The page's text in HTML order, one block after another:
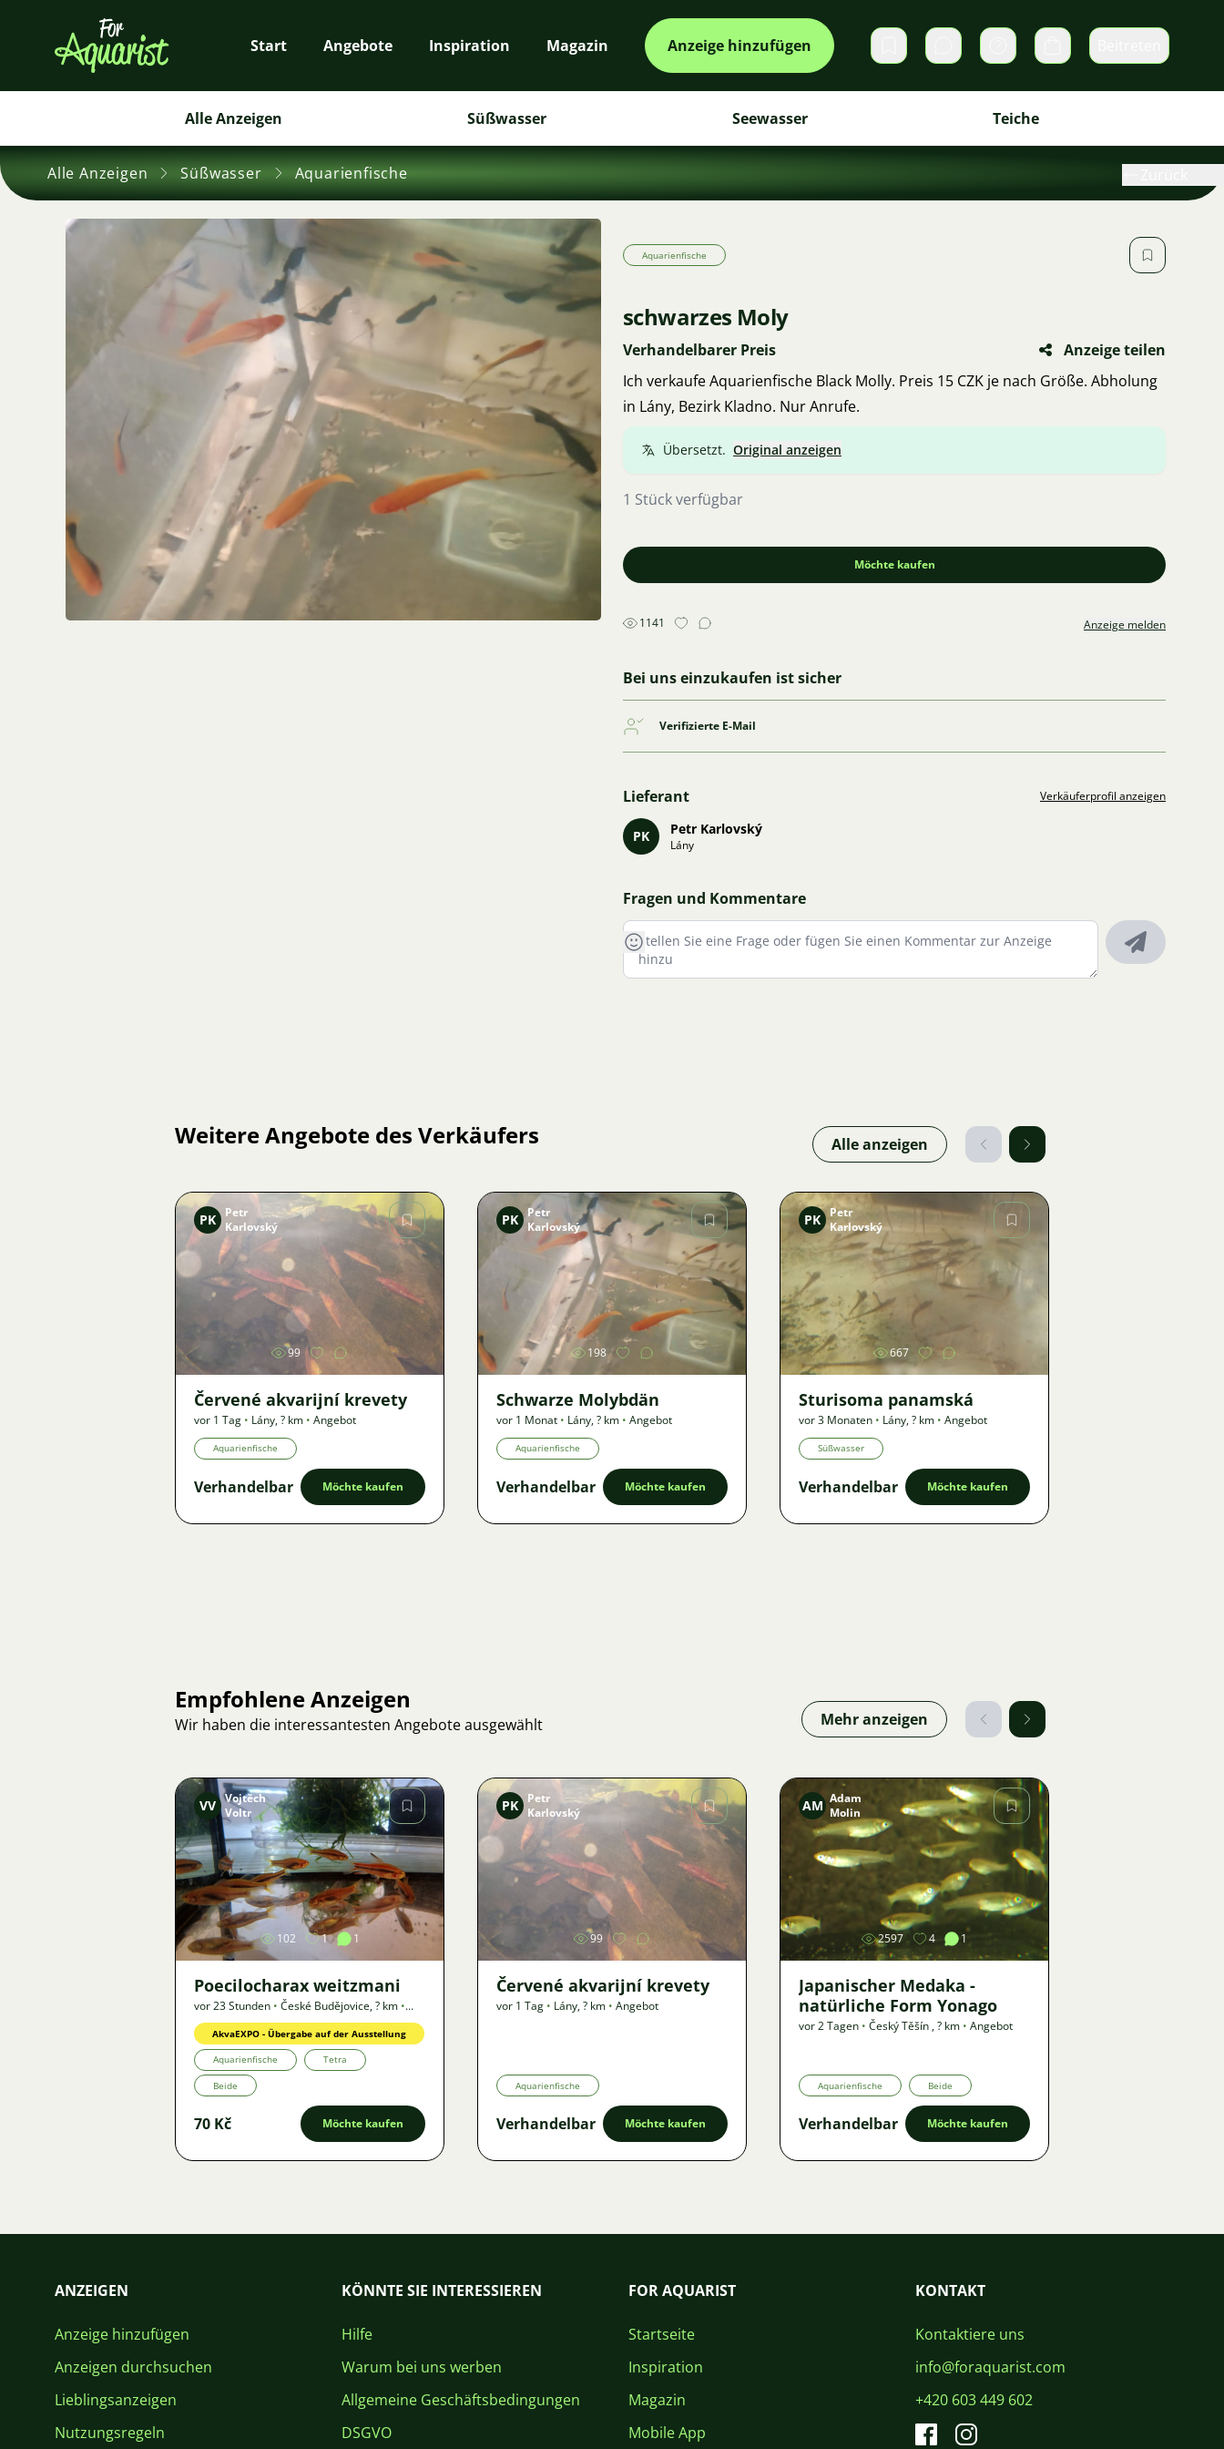
Start Angebote Inspiration Magazin Anzeige hinzufügen DirektnachrichtenWarenkorb
Alle Anzeigen Süßwasser Seewasser Teiche
Alle Anzeigen Süßwasser Aquarienfische
Aquarienfische
schwarzes Moly
Verhandelbarer Preis
Anzeige teilen
Ich verkaufe Aquarienfische Black Molly. Preis 15 CZK je nach Größe. Abholung
in Lány, Bezirk Kladno. Nur Anrufe.
Übersetzt. Original anzeigen
1 Stück verfügbar
Möchte kaufen
1141 Anzeige melden
Bei uns einzukaufen ist sicher
Verifizierte E-Mail
Lieferant Verkäuferprofil anzeigen
PK Petr Karlovský
Lány
Fragen und Kommentare
Weitere Angebote des Verkäufers Alle anzeigen
Bild
PK
Petr
Karlovský
99
Červené akvarijní krevety
vor 1 Tag • Lány,? km • Angebot
Aquarienfische
Verhandelbar Möchte kaufen
Bild
PK Petr
Karlovský
198
Schwarze Molybdän
vor 1 Monat • Lány,? km • Angebot
Aquarienfische
Verhandelbar Möchte kaufen
Bild
PK
Petr
Karlovský
667
Sturisoma panamská
vor 3 Monaten • Lány,? km • Angebot
Süßwasser
Verhandelbar Möchte kaufen
Empfohlene Anzeigen
Wir haben die interessantesten Angebote ausgewählt Mehr anzeigen
Bild
VV Vojtěch
Voltr
102 1 1
Poecilocharax weitzmani
vor 23 Stunden • České Budějovice,? km •
Angebot
AkvaEXPO - Übergabe auf der Ausstellung
Aquarienfische Tetra
Beide
70 Kč Möchte kaufen
Bild
PK
Petr
Karlovský
99
Červené akvarijní krevety
vor 1 Tag • Lány,? km • Angebot
Aquarienfische
Verhandelbar Möchte kaufen
Bild
AM Adam
Molin
2597 4 1
Japanischer Medaka -
natürliche Form Yonago
vor 2 Tagen • Český Těšín ,? km • Angebot
Aquarienfische Beide
Verhandelbar Möchte kaufen
ANZEIGEN
Anzeige hinzufügen
Anzeigen durchsuchen
Lieblingsanzeigen
Nutzungsregeln
KÖNNTE SIE INTERESSIEREN
Hilfe
Warum bei uns werben
Allgemeine Geschäftsbedingungen
DSGVO
FOR AQUARIST
Startseite
Inspiration
Magazin
Mobile App
KONTAKT
Kontaktiere uns
info@foraquarist.com
+420 603 449 602